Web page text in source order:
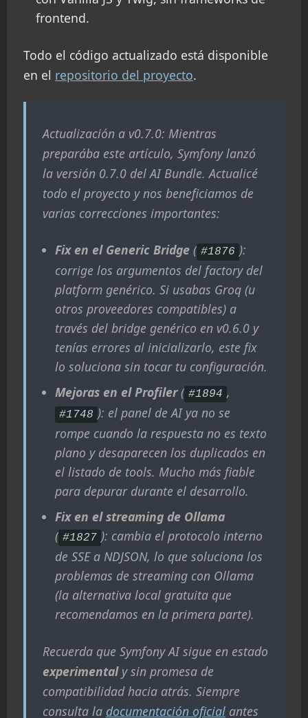
frontend.
Todo el código actualizado está disponible
en el repositorio del proyecto.
Actualización a v0.7.0: Mientras
preparába este artículo, Symfony lanzó
la versión 0.7.0 del AI Bundle. Actualicé
todo el proyecto y nos beneficiamos de
varias correcciones importantes:
Fix en el Generic Bridge( #1876 ):
corrige los argumentos del factory del
platform genérico. Si usabas Groq (u
otros proveedores compatibles) a
través del bridge genérico en v0.6.0 y
tenías errores al inicializarlo, este fix
lo soluciona sin tocar tu configuración.
Mejoras en el Profiler( #1894 ,
#1748 ): el panel de AI ya no se
rompe cuando la respuesta no es texto
plano y desaparecen los duplicados en
el listado de tools. Mucho más fiable
para depurar durante el desarrollo.
Fix en el streaming de Ollama
( #1827 ): cambia el protocolo interno
de SSE a NDJSON, lo que soluciona los
problemas de streaming con Ollama
(la alternativa local gratuita que
recomendamos en la primera parte).
Recuerda que Symfony AI sigue en estado
experimentaly sin promesa de
compatibilidad hacia atrás. Siempre
consulta la documentación oficial antes